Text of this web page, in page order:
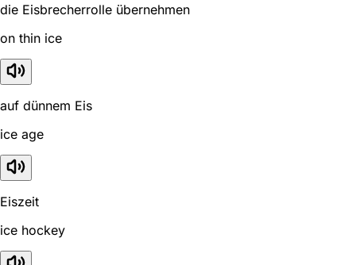
die Eisbrecherrolle übernehmen
on thin ice
auf dünnem Eis
ice age
Eiszeit
ice hockey